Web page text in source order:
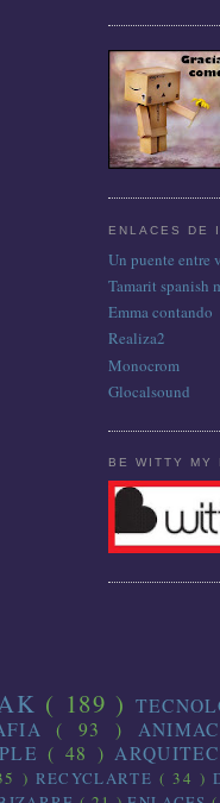
ENLACES DE
Un puente entre
Tamarit spanish
Emma contando
Realiza2
Monocrom
Glocalsound
BE WITTY MY
( 189 )
( 93 )
( 48 )
) RECYCLARTE ( 34 )